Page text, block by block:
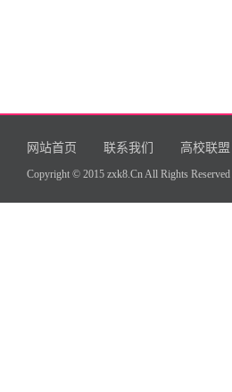
网站首页 联系我们 高校联盟
Copyright © 2015 zxk8.Cn All Rights Reserved |